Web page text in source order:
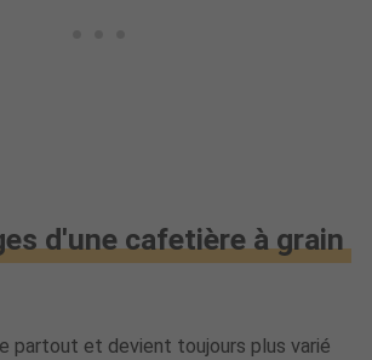
d'une cafetière à grain
partout et devient toujours plus varié